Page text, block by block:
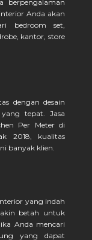
berpengalaman
Anda akan
bedroom set,
kantor, store
dengan desain
tepat. Jasa
Per Meter di
2018, kualitas
banyak klien.
yang indah
betah untuk
Anda mencari
yang dapat